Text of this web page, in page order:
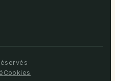
Cookies